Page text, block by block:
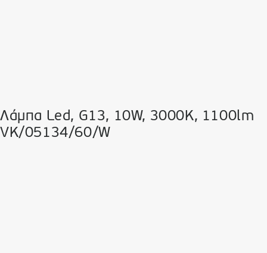
Λάμπα Led, G13, 10W, 3000K, 1100lm
VK/05134/60/W